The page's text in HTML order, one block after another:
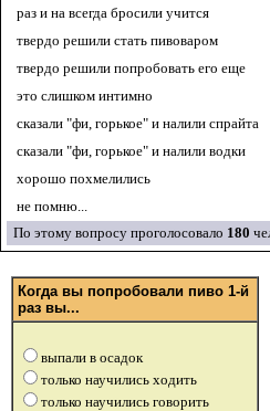
раз и на всегда бросили учится
твердо решили стать пивоваром
твердо решили попробовать его еще
это слишком интимно
сказали "фи, горькое" и налили спрайта
сказали "фи, горькое" и налили водки
хорошо похмелились
не помню...
По этому вопросу проголосовало 180
Когда вы попробовали пиво 1-й
раз вы...
выпали в осадок
только научились ходить
только научились говорить